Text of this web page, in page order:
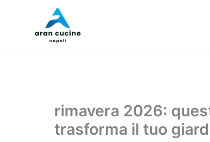
contenuto
rimavera 2026:
trasforma il tuo